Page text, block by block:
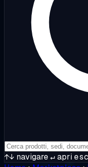
↑↓ navigare↵apriesc